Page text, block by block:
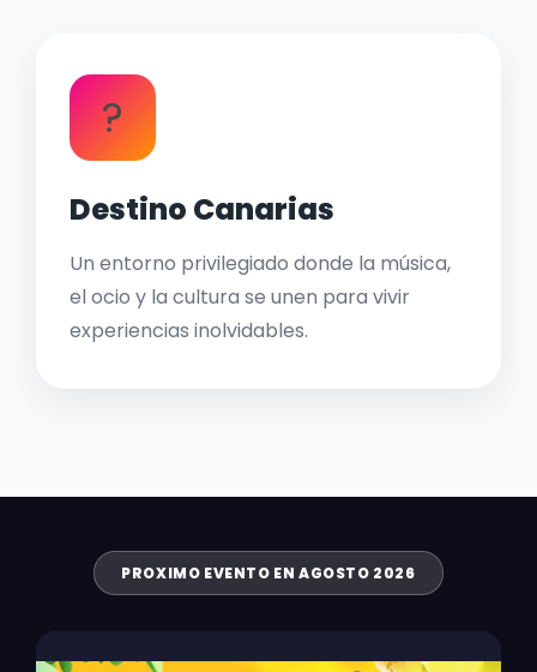
?
Destino Canarias
Un entorno privilegiado donde la música,
el ocio y la cultura se unen para vivir
experiencias inolvidables.
PROXIMO EVENTO EN AGOSTO 2026